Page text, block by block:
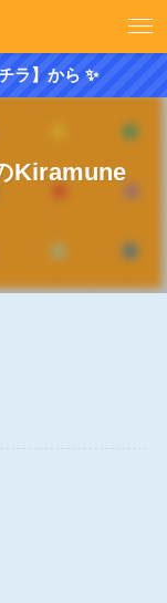
ラ】から ✨
Kiramune